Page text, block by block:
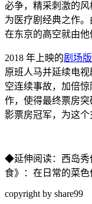
必争，精采刺激的
为医疗剧经典之作。
在东京的高空就由他
2018 年上映的剧场版
原班人马并延续电
空连续事故，加倍
作，使得最终票房
影票房冠军，为这个
◆延伸阅读：西岛秀
食》：在日常的菜
copyright by share99